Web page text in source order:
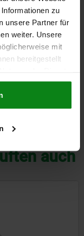
zu
unsere Partner für
weiter. Unsere
mit
bereitgestellt
DETAILS
auch